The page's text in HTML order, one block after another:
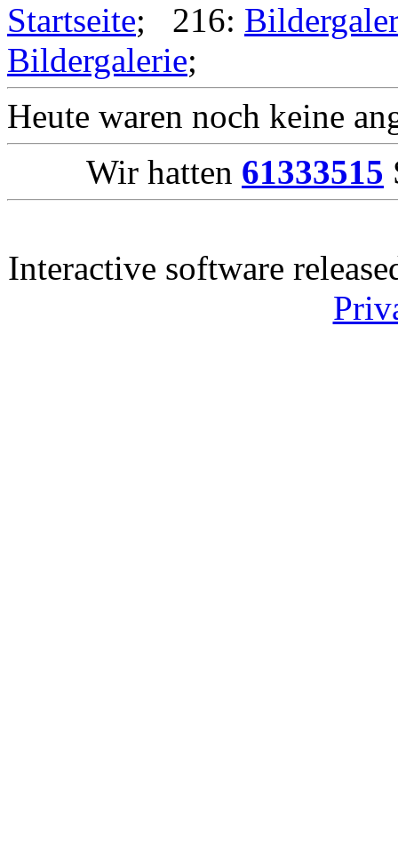
Startseite; 216:
Bildergalerie;
Heute waren noch keine
Wir hatten 61333515
Interactive software